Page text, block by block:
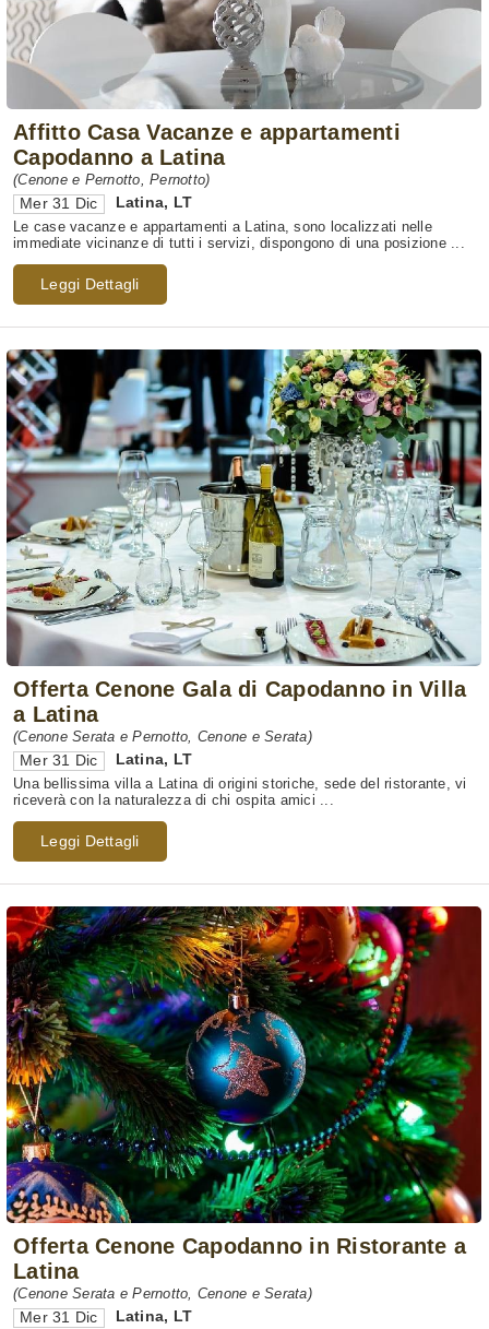
Affitto Casa Vacanze e appartamenti
Capodanno a Latina
(Cenone e Pernotto, Pernotto)
Mer 31 Dic Latina, LT
Le case vacanze e appartamenti a Latina, sono localizzati nelle
immediate vicinanze di tutti i servizi, dispongono di una posizione ...
Leggi Dettagli
Offerta Cenone Gala di Capodanno in Villa
a Latina
(Cenone Serata e Pernotto, Cenone e Serata)
Mer 31 Dic Latina, LT
Una bellissima villa a Latina di origini storiche, sede del ristorante, vi
riceverà con la naturalezza di chi ospita amici ...
Leggi Dettagli
Offerta Cenone Capodanno in Ristorante a
Latina
(Cenone Serata e Pernotto, Cenone e Serata)
Mer 31 Dic Latina, LT